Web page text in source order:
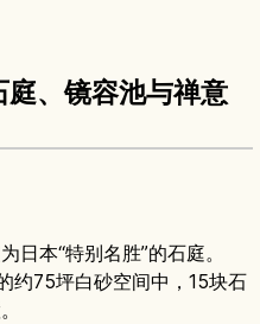
、镜容池与禅意
日本“特别名胜”的石庭。
约75坪白砂空间中，15块石